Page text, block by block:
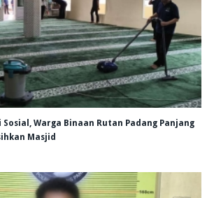
Warga Binaan Rutan Padang Panjang
Masjid